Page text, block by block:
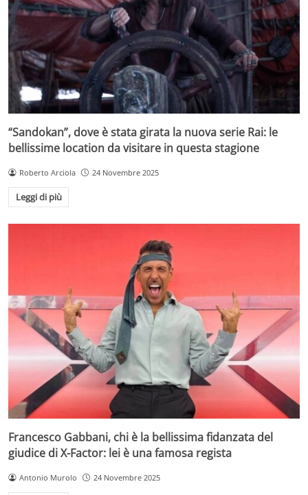
“Sandokan”, dove è stata girata la nuova serie Rai: le
bellissime location da visitare in questa stagione
Roberto Arciola 24 Novembre 2025
Leggi di più
Francesco Gabbani, chi è la bellissima fidanzata del
giudice di X-Factor: lei è una famosa regista
Antonio Murolo 24 Novembre 2025